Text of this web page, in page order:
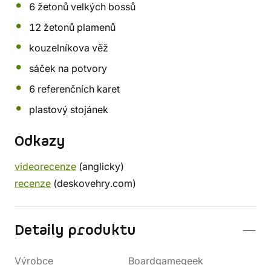
6 žetonů velkých bossů
12 žetonů plamenů
kouzelníkova věž
sáček na potvory
6 referenčních karet
plastový stojánek
Odkazy
videorecenze (anglicky)
recenze (deskovehry.com)
Detaily produktu
Výrobce
Boardgamegeek